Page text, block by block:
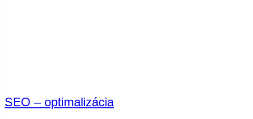
SEO – optimalizácia